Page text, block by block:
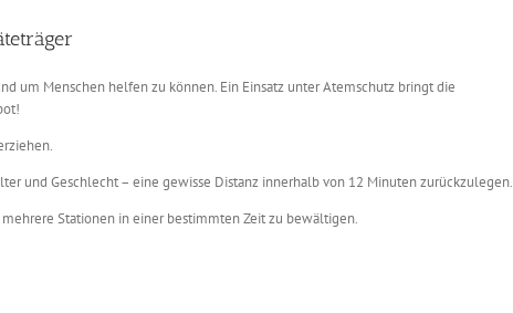
um Menschen helfen zu können. Ein Einsatz unter Atemschutz bringt die
und Geschlecht – eine gewisse Distanz innerhalb von 12 Minuten zurückzulegen.
Stationen in einer bestimmten Zeit zu bewältigen.